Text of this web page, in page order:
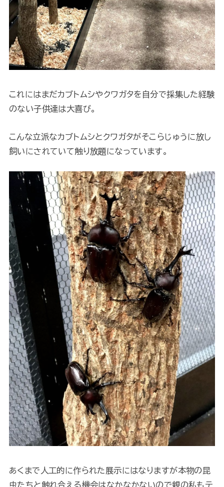
これにはまだカブトムシやクワガタを自分で採集した経験
のない子供達は大喜び。
こんな立派なカブトムシとクワガタがそこらじゅうに放し
飼いにされていて触り放題になっています。
あくまで人工的に作られた展示にはなりますが本物の昆
虫たちと触れ合える機会はなかなかないので親の私もテ